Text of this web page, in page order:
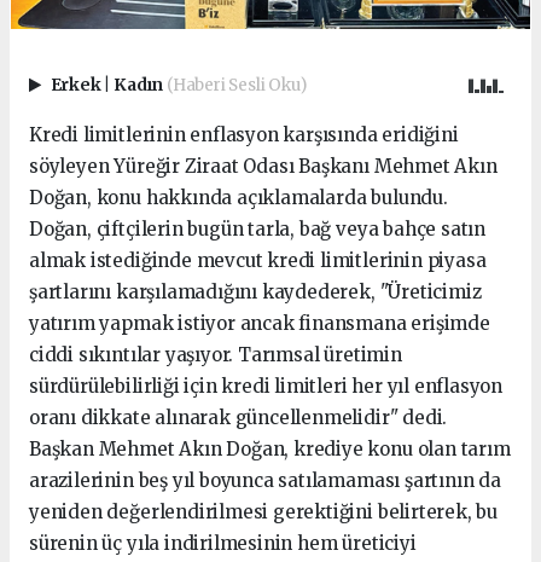
Erkek Kadın (Haberi Sesli Oku)
Kredi limitlerinin enflasyon karşısında eridiğini
söyleyen Yüreğir Ziraat Odası Başkanı Mehmet Akın
Doğan, konu hakkında açıklamalarda bulundu.
Doğan, çiftçilerin bugün tarla, bağ veya bahçe satın
almak istediğinde mevcut kredi limitlerinin piyasa
şartlarını karşılamadığını kaydederek, "Üreticimiz
yatırım yapmak istiyor ancak finansmana erişimde
ciddi sıkıntılar yaşıyor. Tarımsal üretimin
sürdürülebilirliği için kredi limitleri her yıl enflasyon
oranı dikkate alınarak güncellenmelidir" dedi.
Başkan Mehmet Akın Doğan, krediye konu olan tarım
arazilerinin beş yıl boyunca satılamaması şartının da
yeniden değerlendirilmesi gerektiğini belirterek, bu
sürenin üç yıla indirilmesinin hem üreticiyi